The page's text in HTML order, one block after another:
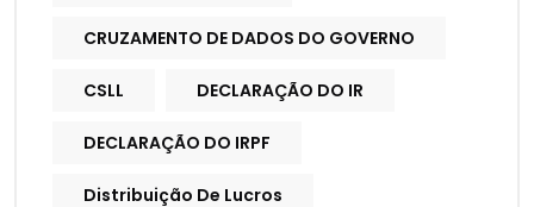
CRUZAMENTO DE DADOS DO GOVERNO
CSLL DECLARAÇÃO DO IR
DECLARAÇÃO DO IRPF
Distribuição De Lucros